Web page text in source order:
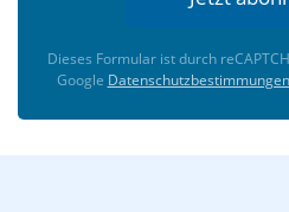
Dieses Formular ist durch
Google Datenschutzbestimmungen